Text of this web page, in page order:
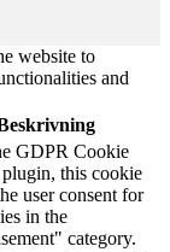
website to
and
GDPR Cookie
this cookie
user consent for
in the
category.